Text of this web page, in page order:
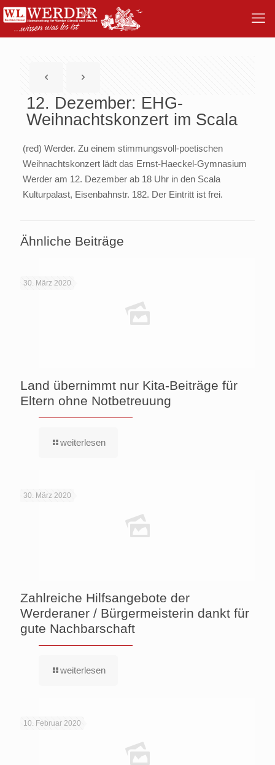
12. Dezember: EHG-
Weihnachtskonzert im Scala
(red) Werder. Zu einem stimmungsvoll-poetischen
Weihnachtskonzert lädt das Ernst-Haeckel-Gymnasium
Werder am 12. Dezember ab 18 Uhr in den Scala
Kulturpalast, Eisenbahnstr. 182. Der Eintritt ist frei.
Ähnliche Beiträge
30. März 2020
Land übernimmt nur Kita-Beiträge für
Eltern ohne Notbetreuung
weiterlesen
30. März 2020
Zahlreiche Hilfsangebote der
Werderaner / Bürgermeisterin dankt für
gute Nachbarschaft
weiterlesen
10. Februar 2020